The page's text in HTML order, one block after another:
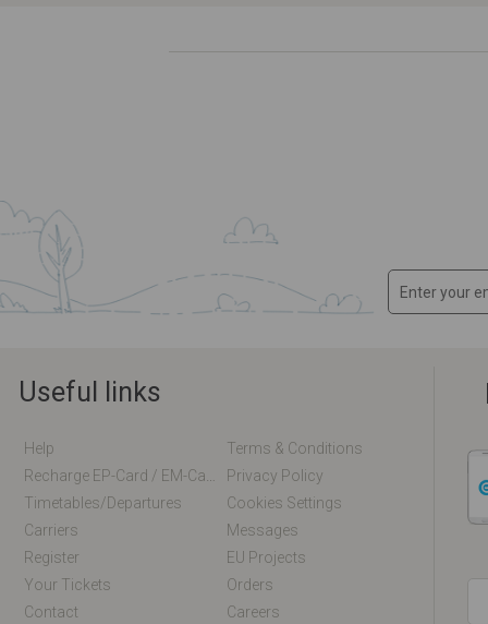
Useful links
Help
Terms & Conditions
Privacy Policy
Timetables/departures
Cookies Settings
Carriers
Messages
Register
EU Projects
Your Tickets
Orders
Contact
Careers